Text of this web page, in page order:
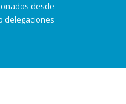
desde
delegaciones